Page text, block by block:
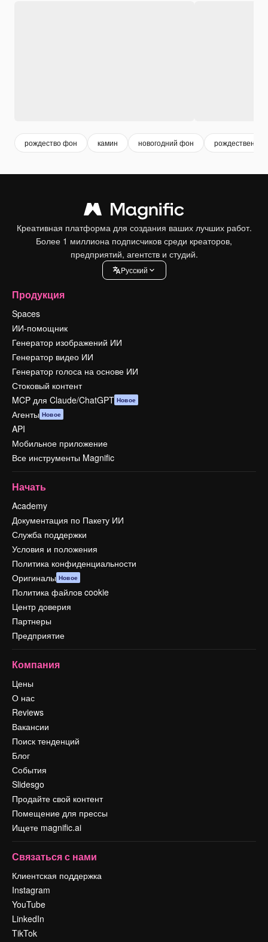
рождество фон камин новогодний фон
Креативная платформа для создания ваших лучших работ.
Более 1 миллиона подписчиков среди креаторов,
предприятий, агентств и студий.
Pусский
Продукция
Spaces
ИИ-помощник
Генератор изображений ИИ
Генератор видео ИИ
Генератор голоса на основе ИИ
Стоковый контент
MCP для Claude/ChatGPT Новое
Агенты Новое
API
Мобильное приложение
Все инструменты Magnific
Начать
Academy
Документация по Пакету ИИ
Служба поддержки
Условия и положения
Политика конфиденциальности
Оригиналы Новое
Политика файлов cookie
Центр доверия
Партнеры
Предприятие
Компания
Цены
О нас
Reviews
Вакансии
Поиск тенденций
Блог
События
Slidesgo
Продайте свой контент
Помещение для прессы
Ищете magnific.ai
Связаться с нами
Клиентская поддержка
Instagram
YouTube
LinkedIn
TikTok